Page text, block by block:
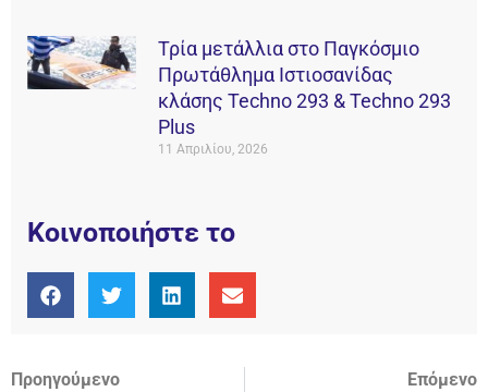
Τρία μετάλλια στο Παγκόσμιο
Πρωτάθλημα Ιστιοσανίδας
κλάσης Techno 293 & Techno 293
Plus
11 Απριλίου, 2026
Κοινοποιήστε το
Προηγούμενο Επόμενο